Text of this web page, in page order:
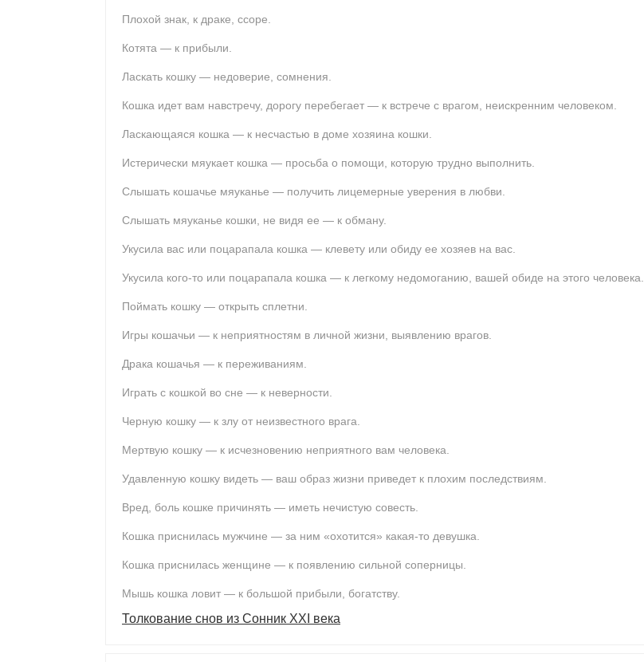
Плохой знак, к драке, ссоре.
Котята — к прибыли.
Ласкать кошку — недоверие, сомнения.
Кошка идет вам навстречу, дорогу перебегает — к встрече с врагом, неискренним человеком.
Ласкающаяся кошка — к несчастью в доме хозяина кошки.
Истерически мяукает кошка — просьба о помощи, которую трудно выполнить.
Слышать кошачье мяуканье — получить лицемерные уверения в любви.
Слышать мяуканье кошки, не видя ее — к обману.
Укусила вас или поцарапала кошка — клевету или обиду ее хозяев на вас.
Укусила кого-то или поцарапала кошка — к легкому недомоганию, вашей обиде на этого человека.
Поймать кошку — открыть сплетни.
Игры кошачьи — к неприятностям в личной жизни, выявлению врагов.
Драка кошачья — к переживаниям.
Играть с кошкой во сне — к неверности.
Черную кошку — к злу от неизвестного врага.
Мертвую кошку — к исчезновению неприятного вам человека.
Удавленную кошку видеть — ваш образ жизни приведет к плохим последствиям.
Вред, боль кошке причинять — иметь нечистую совесть.
Кошка приснилась мужчине — за ним «охотится» какая-то девушка.
Кошка приснилась женщине — к появлению сильной соперницы.
Мышь кошка ловит — к большой прибыли, богатству.
Толкование снов из Сонник XXI века